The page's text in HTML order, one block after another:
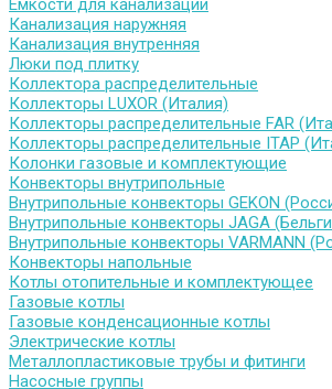
Емкости для канализации
Канализация наружняя
Канализация внутренняя
Люки под плитку
Коллектора распределительные
Коллекторы LUXOR (Италия)
Коллекторы распределительные FAR
Коллекторы распределительные ITAP
Колонки газовые и комплектующие
Конвекторы внутрипольные
Внутрипольные конвекторы GEKON
Внутрипольные конвекторы JAGA
Внутрипольные конвекторы VARMANN
Конвекторы напольные
Котлы отопительные и комплектующее
Газовые котлы
Газовые конденсационные котлы
Электрические котлы
Металлопластиковые трубы и фитинги
Насосные группы